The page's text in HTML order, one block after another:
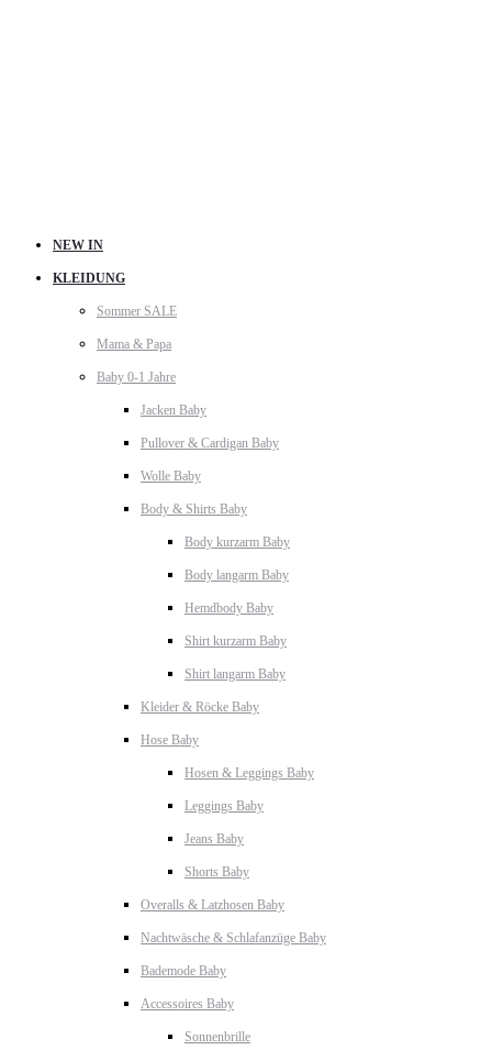
NEW IN
KLEIDUNG
Sommer SALE
Mama & Papa
Baby 0-1 Jahre
Jacken Baby
Pullover & Cardigan Baby
Wolle Baby
Body & Shirts Baby
Body kurzarm Baby
Body langarm Baby
Hemdbody Baby
Shirt kurzarm Baby
Shirt langarm Baby
Kleider & Röcke Baby
Hose Baby
Hosen & Leggings Baby
Leggings Baby
Jeans Baby
Shorts Baby
Overalls & Latzhosen Baby
Nachtwäsche & Schlafanzüge Baby
Bademode Baby
Accessoires Baby
Sonnenbrille